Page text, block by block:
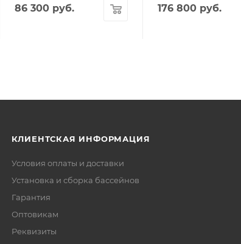
86 300 руб. 176 800 руб.
КЛИЕНТСКАЯ ИНФОРМАЦИЯ
Условия оплаты и доставки
Установка и сборка бассейнов
Гарантия
Оптовикам
Реквизиты